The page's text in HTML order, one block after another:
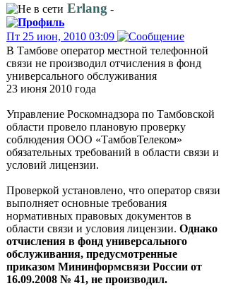
Erlang -
Пт 25 июн, 2010 03:09
В Тамбове оператор местной телефонной
связи не производил отчисления в фонд
универсального обслуживания
23 июня 2010 года
Управление Роскомнадзора по Тамбовской
области провело плановую проверку
соблюдения ООО «ТамбовТелеком»
обязательных требований в области связи и
условий лицензии.
Проверкой установлено, что оператор связи
выполняет основные требования
нормативных правовых документов в
области связи и условия лицензии. Однако
отчисления в фонд универсального
обслуживания, предусмотренные
приказом Мининформсвязи России от
16.09.2008 № 41, не производил.